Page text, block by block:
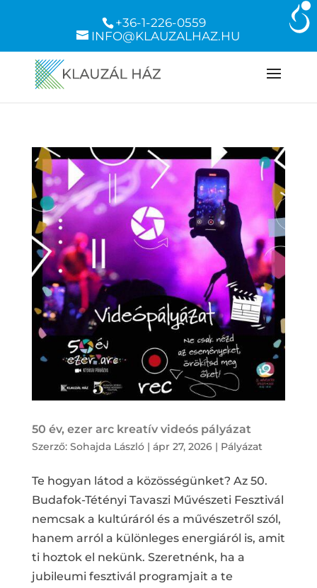
+36-1-226-0559
INFO@KLAUZALHAZ.HU
50 év, ezer arc kreatív videós pályázat
Szerző: Sohajda László| ápr 27, 2026| Pályázat
Te hogyan látod a közösségünket? Az 50.
Budafok-Tétényi Tavaszi Művészeti Fesztivál
nemcsak a kultúráról és a művészetről szól,
hanem arról a különleges energiáról is, amit
ti hoztok el nekünk. Szeretnénk, ha a
jubileumi fesztivál programjait a te